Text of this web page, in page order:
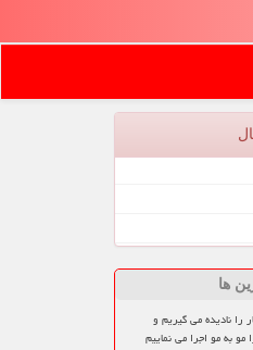
ها
را نادیده می گیریم و
به مو اجرا می نماییم